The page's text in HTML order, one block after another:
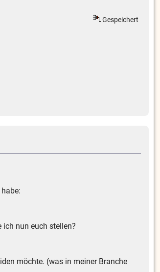
Gespeichert
nun euch stellen?
möchte. (was in meiner Branche